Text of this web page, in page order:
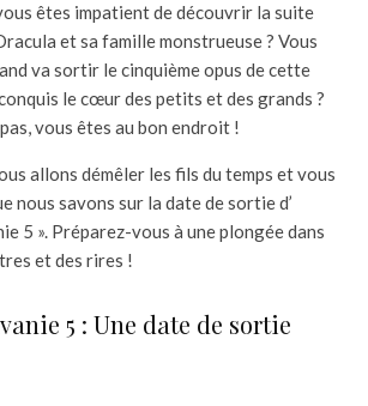
êtes impatient de découvrir la suite
et sa famille monstrueuse ? Vous
va sortir le cinquième opus de cette
le cœur des petits et des grands ?
vous êtes au bon endroit !
allons démêler les fils du temps et vous
nous savons sur la date de sortie d’
5 ». Préparez-vous à une plongée dans
et des rires !
5 : Une date de sortie